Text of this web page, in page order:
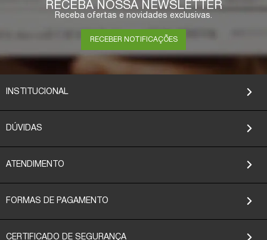
RECEBA NOSSA NEWSLETTER
Receba ofertas e novidades exclusivas.
RECEBER NOTIFICAÇÕES
INSTITUCIONAL
DÚVIDAS
ATENDIMENTO
FORMAS DE PAGAMENTO
CERTIFICADO DE SEGURANÇA